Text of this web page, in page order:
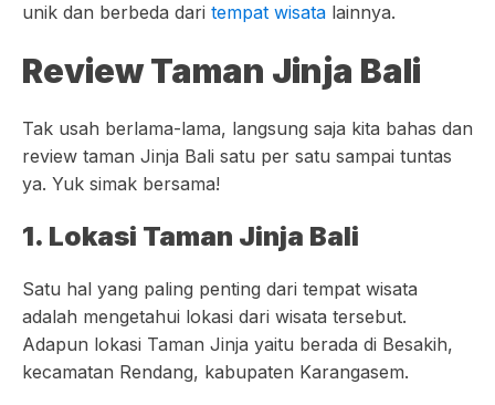
unik dan berbeda dari tempat wisata lainnya.
Review Taman Jinja Bali
Tak usah berlama-lama, langsung saja kita bahas dan
review taman Jinja Bali satu per satu sampai tuntas
ya. Yuk simak bersama!
1. Lokasi Taman Jinja Bali
Satu hal yang paling penting dari tempat wisata
adalah mengetahui lokasi dari wisata tersebut.
Adapun lokasi Taman Jinja yaitu berada di Besakih,
kecamatan Rendang, kabupaten Karangasem.